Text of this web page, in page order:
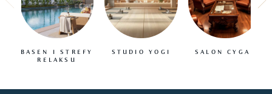
BASEN I STREFY
RELAKSU
STUDIO YOGI SALON CYGAR